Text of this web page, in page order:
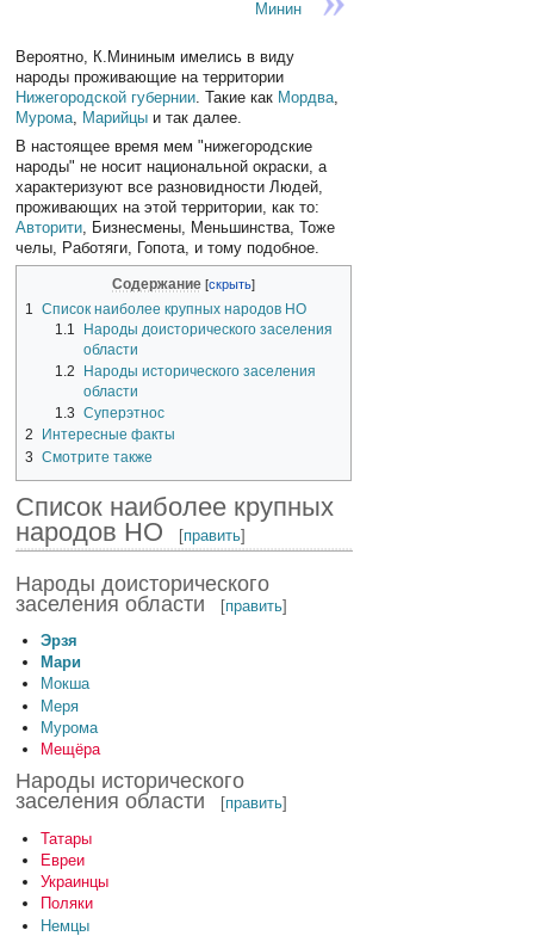
Минин
Вероятно, К.Мининым имелись в виду
народы проживающие на территории
Нижегородской губернии. Такие как Мордва,
Мурома, Марийцы и так далее.
В настоящее время мем "нижегородские
народы" не носит национальной окраски, а
характеризуют все разновидности Людей,
проживающих на этой территории, как то:
Авторити , Бизнесмены, Меньшинства, Тоже
челы, Работяги, Гопота, и тому подобное.
Содержание
1
Список наиболее крупных народов НО
1.1
Народы доисторического заселения
области
1.2
Народы исторического заселения
области
1.3 Суперэтнос
2
Интересные факты
3
Смотрите также
Список наиболее крупных
народов НО
[править]
Народы доисторического
заселения области
[править]
Эрзя
Мари
Мокша
Меря
Мурома
Мещёра
Народы исторического
заселения области
[править]
Татары
Евреи
Украинцы
Поляки
Немцы